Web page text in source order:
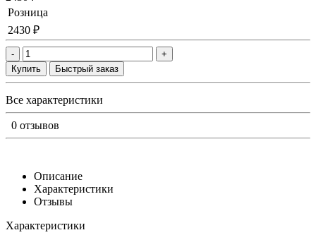
Розница
2430 ₽
-
+
Купить
Быстрый заказ
Все характеристики
0 отзывов
Описание
Характеристики
Отзывы
Характеристики